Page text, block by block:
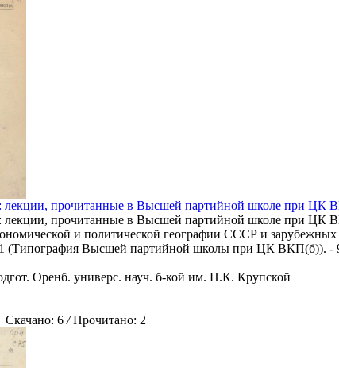
лекции, прочитанные в Высшей партийной школе при ЦК
лекции, прочитанные в Высшей партийной школе при
и политической географии СССР и зарубежных
(Типография Высшей партийной школы при ЦК ВКП(б)). -
Оренб. универс. науч. б-кой им. Н.К. Крупской
6 /Прочитано: 2